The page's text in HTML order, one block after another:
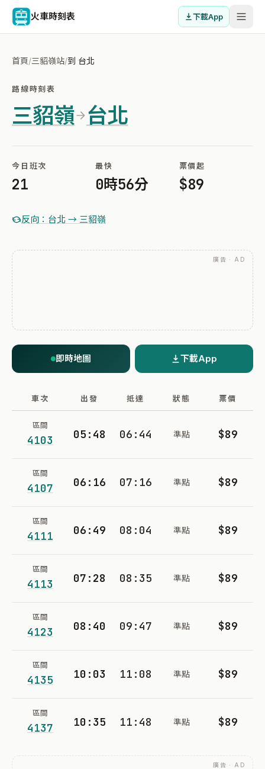
火車時刻表 下載App
首頁/三貂嶺站/到 台北
路線時刻表
三貂嶺 台北
今日班次
21
最快
0時56分
票價起
$89
反向：台北 → 三貂嶺
廣告 · AD
即時地圖 下載App
車次 出發 抵達 狀態 票價
區間
4103 05:48 06:44 準點 $89
區間
4107 06:16 07:16 準點 $89
區間
4111 06:49 08:04 準點 $89
區間
4113 07:28 08:35 準點 $89
區間
4123 08:40 09:47 準點 $89
區間
4135 10:03 11:08 準點 $89
區間
4137 10:35 11:48 準點 $89
廣告 · AD